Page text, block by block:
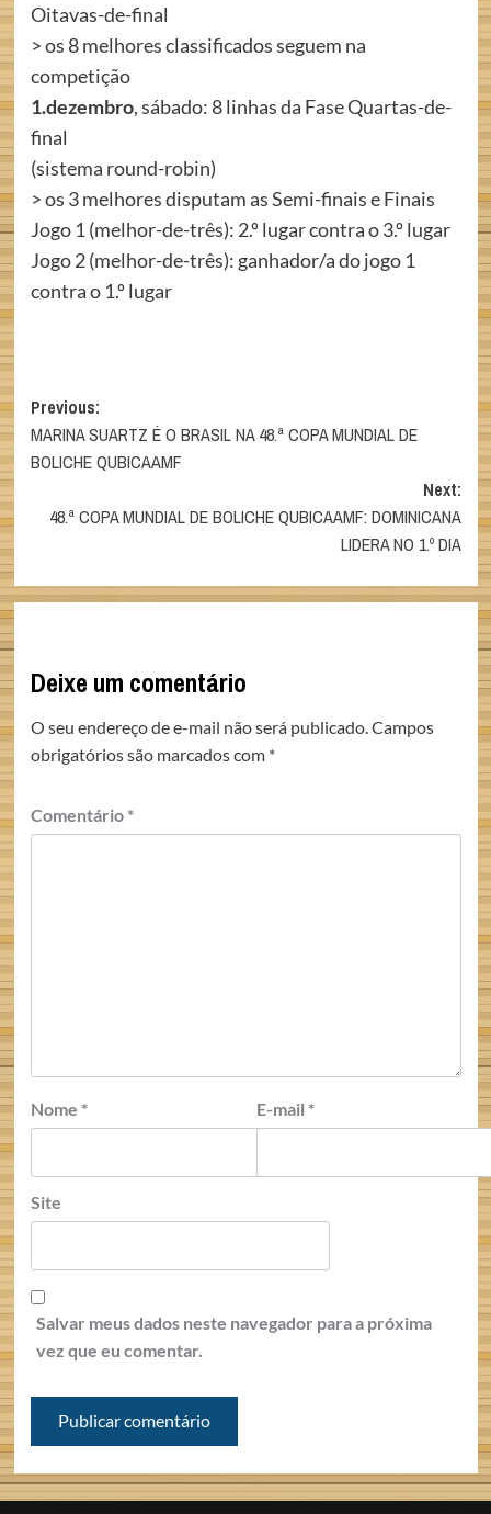
Oitavas-de-final
> os 8 melhores classificados seguem na
competição
1.dezembro, sábado: 8 linhas da Fase Quartas-de-
final
(sistema round-robin)
> os 3 melhores disputam as Semi-finais e Finais
Jogo 1 (melhor-de-três): 2.º lugar contra o 3.º lugar
Jogo 2 (melhor-de-três): ganhador/a do jogo 1
contra o 1.º lugar
Post
navigation
Previous:
MARINA SUARTZ É O BRASIL NA 48.ª COPA MUNDIAL DE
BOLICHE QUBICAAMF
Next:
48.ª COPA MUNDIAL DE BOLICHE QUBICAAMF: DOMINICANA
LIDERA NO 1.º DIA
Deixe um comentário
O seu endereço de e-mail não será publicado. Campos
obrigatórios são marcados com *
Comentário *
Nome * E-mail *
Site
Salvar meus dados neste navegador para a próxima
vez que eu comentar.